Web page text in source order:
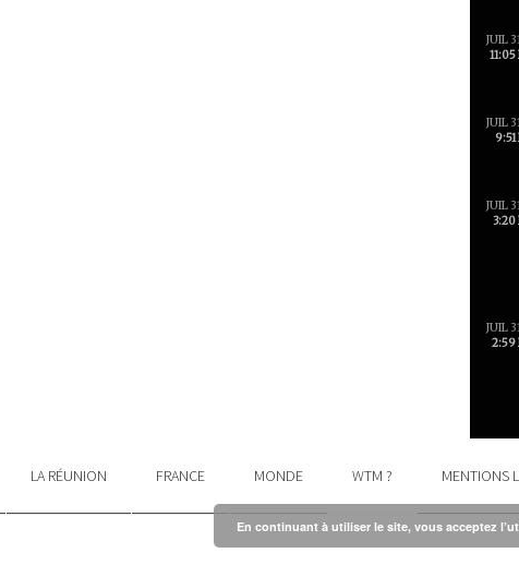
JUIL
11:05
JUIL
9:51
JUIL
3:20
JUIL
2:59
LA RÉUNION FRANCE MONDE WTM ? MENTIONS
En continuant à utiliser le site, vous acceptez